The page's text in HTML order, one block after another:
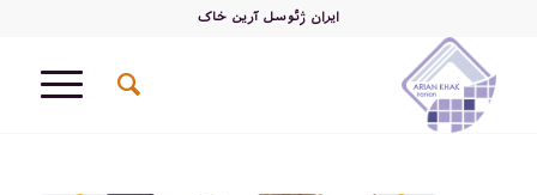
ایران ژئوسل آرین خاک